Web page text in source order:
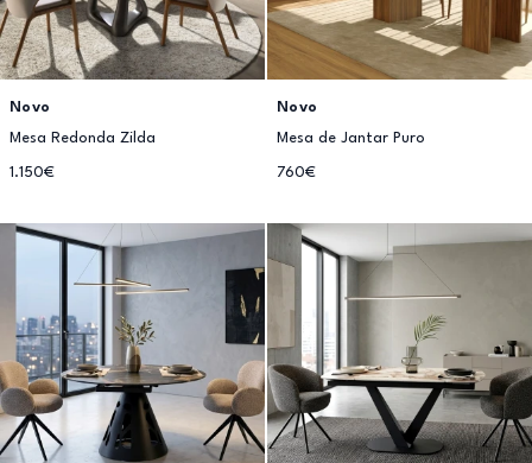
Novo
Mesa Redonda Zilda
1.150€
Novo
Mesa de Jantar Puro
760€